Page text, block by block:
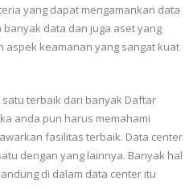
yang dapat mengamankan data
data dan juga aset yang
aspek keamanan yang sangat kuat
terbaik dari banyak Daftar
anda pun harus memahami
fasilitas terbaik. Data center
dengan yang lainnya. Banyak hal
di dalam data center itu